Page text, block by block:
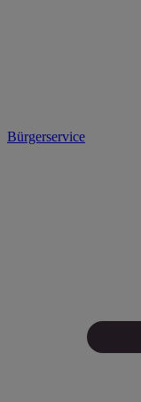
Bürgerservice